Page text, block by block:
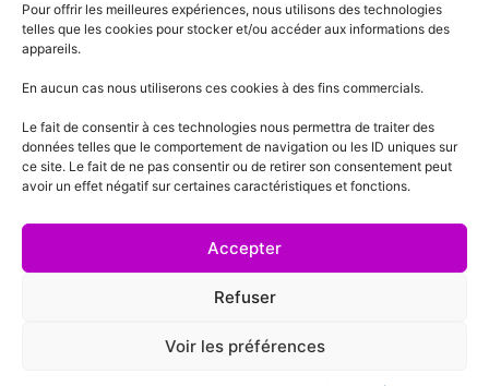
Pour offrir les meilleures expériences, nous utilisons des technologies
telles que les cookies pour stocker et/ou accéder aux informations des
appareils.
En aucun cas nous utiliserons ces cookies à des fins commercials.
Le fait de consentir à ces technologies nous permettra de traiter des
données telles que le comportement de navigation ou les ID uniques sur
ce site. Le fait de ne pas consentir ou de retirer son consentement peut
avoir un effet négatif sur certaines caractéristiques et fonctions.
Accepter
Refuser
Voir les préférences
Agence de Plessis-Pâté
Agence d'Angers
Agence de Lyon
Agence de Cannes